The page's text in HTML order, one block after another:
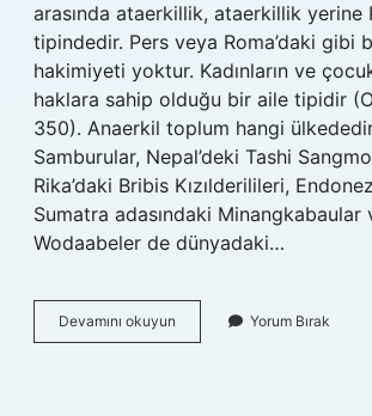
arasında ataerkillik, ataerkillik yerine
tipindedir. Pers veya Roma’daki gibi
hakimiyeti yoktur. Kadınların ve
haklara sahip olduğu bir aile tipidir
350). Anaerkil toplum hangi
Samburular, Nepal’deki Tashi
Rika’daki Bribis Kızılderilileri,
Sumatra adasındaki Minangkabaular
Wodaabeler de dünyadaki…
Devamını okuyun
Ataerkil
Yorum Bırak